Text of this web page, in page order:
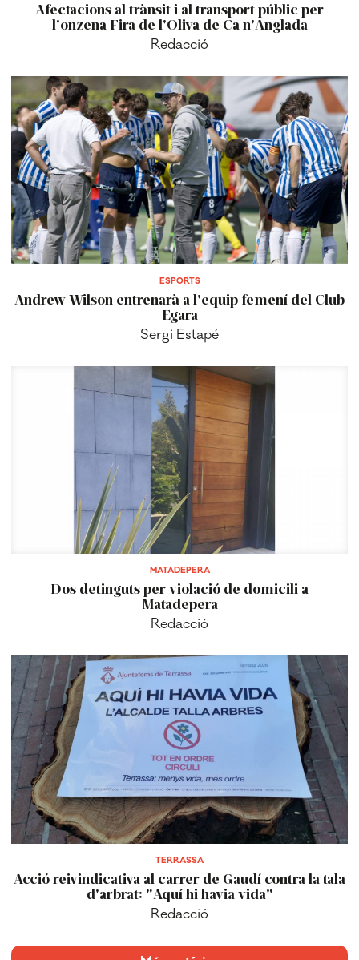
Afectacions al trànsit i al transport públic per
l'onzena Fira de l'Oliva de Ca n'Anglada
Redacció
ESPORTS
Andrew Wilson entrenarà a l'equip femení del Club
Egara
Sergi Estapé
MATADEPERA
Dos detinguts per violació de domicili a
Matadepera
Redacció
TERRASSA
Acció reivindicativa al carrer de Gaudí contra la tala
d'arbrat: "Aquí hi havia vida"
Redacció